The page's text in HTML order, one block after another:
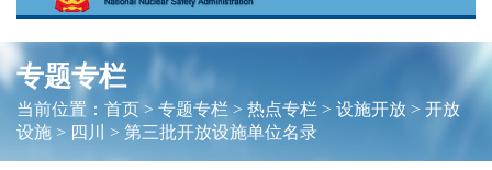
专题专栏
当前位置： 首页> 专题专栏> 热点专栏 > 设施开放> 开放
设施> 四川 > 第三批开放设施单位名录